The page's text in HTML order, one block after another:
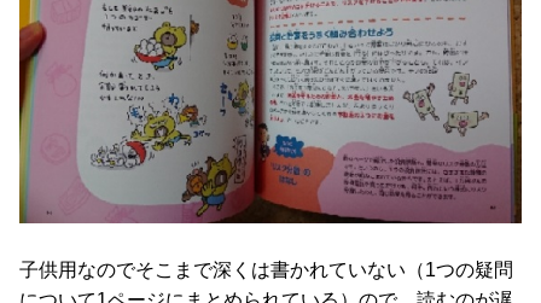
子供用なのでそこまで深くは書かれていない（1つの疑問